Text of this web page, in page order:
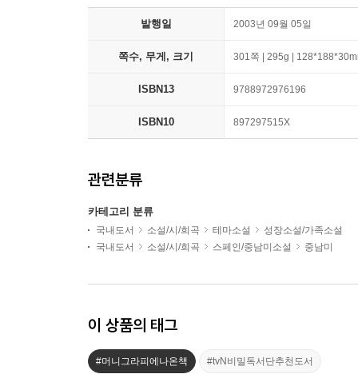
발행일 2003년 09월 05일
쪽수, 무게, 크기 301쪽 | 295g |
ISBN13 9788972976196
ISBN10 897297515X
관련분류
카테고리 분류
국내도서 소설/시/희곡 테마소설
성장소설/가족소설
국내도서
소설/시/희곡 스페인/중남미소설 중남미
이 상품의 태그
#머니그라피에나온책 #tvN비밀독서단추천도서